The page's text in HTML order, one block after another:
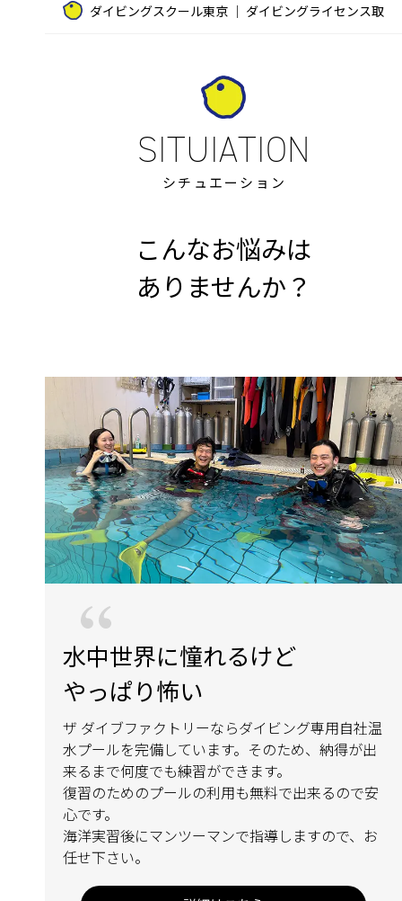
ダイビングスクール東京 ｜ ダイビングライセンス取得
シチュエーション
こんなお悩みは
ありませんか？
水中世界に憧れるけど
やっぱり怖い
ザ ダイブファクトリーならダイビング専用自社温
水プールを完備しています。そのため、納得が出
来るまで何度でも練習ができます。
復習のためのプールの利用も無料で出来るので安
心です。
海洋実習後にマンツーマンで指導しますので、お
任せ下さい。